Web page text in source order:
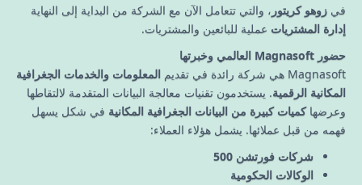
في زوهو كريتور ، والتي تتعامل الآن مع الشركة من البداية إلى النهاية
إدارة المشتريات عملية للبائعين والمشتريات.
حضور Magnasoft العالمي وخبرتها
Magnasoft هي شركة رائدة في تقديم
المعلومات والخدمات الجغرافية
المكانية الرقمية. يستخدمون تقنيات معالجة البيانات المتقدمة لالتقاطها
وعرضهاكميات كبيرة من البيانات الجغرافية المكانية في شكل يسهل
فهمه من قبل عملائها. يشمل هؤلاء العملاء:
شركات فورتشن 500
الوكالات الحكومية